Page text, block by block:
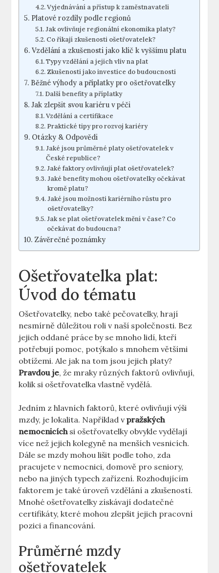
Vyjednávání a přístup k zaměstnavateli
Platové rozdíly ⁢podle regionů
Jak ovlivňuje regionální ekonomika platy?
Co říkají zkušenosti ošetřovatelek?
Vzdělání a zkušenosti jako klíč k vyššímu platu
Typy vzdělání a jejich vliv na plat
Zkušenosti‌ jako investice do budoucnosti
Běžné výhody a příplatky⁢ pro ošetřovatelky
Další benefity a příplatky
Jak zlepšit svou kariéru​ v péči
Vzdělání a certifikace
Praktické tipy pro rozvoj kariéry
Otázky & Odpovědi
Jaké jsou ​průměrné platy ošetřovatelek v
České republice?
Jaké faktory ovlivňují plat ošetřovatelek?
Jaké benefity mohou ošetřovatelky očekávat
kromě platu?
Jaké⁢ jsou možnosti kariérního růstu pro
ošetřovatelky?
Jak se⁣ plat ošetřovatelek mění v čase? Co‍
očekávat do budoucna?
Závěrečné poznámky
Ošetřovatelka ‍plat:
Úvod ⁤do tématu
Ošetřovatelky, nebo také pečovatelky, hrají
‍nesmírně důležitou roli v ⁢naší společnosti. ​Bez
jejich⁤ oddané‌ práce by se mnoho lidí, ⁢kteří
potřebují pomoc, potýkalo s ⁣mnohem většími
obtížemi. Ale jak na tom jsou⁣ jejich platy?
Pravdou je, že mraky různých faktorů ovlivňují,
kolik si ošetřovatelka vlastně vydělá.
Jedním z hlavních faktorů,⁤ které ovlivňují výši
⁢mzdy, je lokalita. Například⁣ v⁢pražských⁤
nemocnicíchsi ošetřovatelky obvykle vydělají
více než jejich⁣ kolegyně na ‍menších ​vesnicích.
Dále se mzdy mohou lišit podle​ toho, zda
pracujete v nemocnici,⁤ domově‍ pro seniory,
nebo na‌ jiných typech zařízení. ⁢Rozhodujícím
faktorem je ⁣také úroveň ⁣vzdělání a zkušeností.
Mnohé ošetřovatelky získávají dodatečné
certifikáty,⁤ které⁣ mohou zlepšit jejich pracovní
pozici a ​financování.
Průměrné mzdy
⁣ošetřovatelek